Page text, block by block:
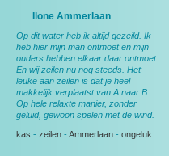
Ilone Ammerlaan
Op dit water heb ik altijd gezeild. Ik
heb hier mijn man ontmoet en mijn
ouders hebben elkaar daar ontmoet.
En wij zeilen nu nog steeds. Het
leuke aan zeilen is dat je heel
makkelijk verplaatst van A naar B.
Op hele relaxte manier, zonder
geluid, gewoon spelen met de wind.
kas - zeilen - Ammerlaan - ongeluk